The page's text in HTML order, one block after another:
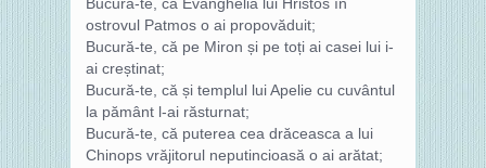
ostrovul Patmos o ai propovăduit;
Bucură-te, că pe Miron și pe toți ai casei lui i-
ai creștinat;
Bucură-te, că și templul lui Apelie cu cuvântul
la pământ l-ai răsturnat;
Bucură-te, că puterea cea drăceasca a lui
Chinops vrăjitorul neputincioasă o ai arătat;